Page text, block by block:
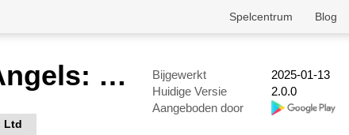
Blog
Spelcentrum
League of Angels: Chaos
Ltd
Bijgewerkt
2025-01-13
Huidige Versie
2.0.0
Aangeboden door